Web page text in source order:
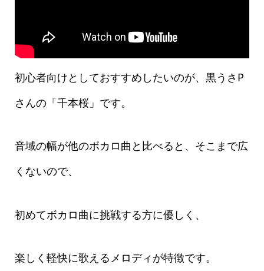
初心者向けとしておすすめしたいのが、黒うさP
さんの「千本桜」です。
音域の幅が他のボカロ曲と比べると、そこまで広
くないので、
初めてボカロ曲に挑戦する方に優しく、
楽しく軽快に歌えるメロディが特徴です。